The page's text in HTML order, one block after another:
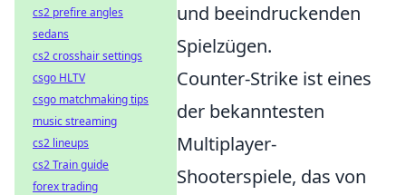
und beeindruckenden
Spielzügen.
Counter-Strike ist eines
der bekanntesten
Multiplayer-
Shooterspiele, das von
cs2 prefire angles
sedans
cs2 crosshair settings
csgo HLTV
csgo matchmaking tips
music streaming
cs2 lineups
cs2 Train guide
forex trading